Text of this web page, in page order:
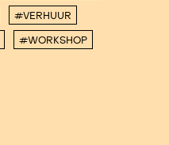
#VERHUUR
#WORKSHOP